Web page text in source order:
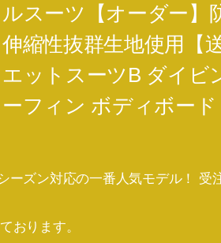
ルスーツ【オーダー
伸縮性抜群生地使用【
エットスーツB ダイビ
ーフィン ボディボー
ズン対応の一番人気モデル！ 受
おります。